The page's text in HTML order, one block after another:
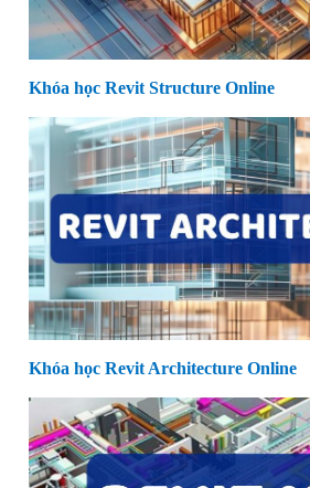
Khóa học Revit Structure Online
Khóa học Revit Architecture Online